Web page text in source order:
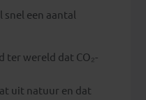
een aantal
ter wereld dat CO₂-
uit natuur en dat